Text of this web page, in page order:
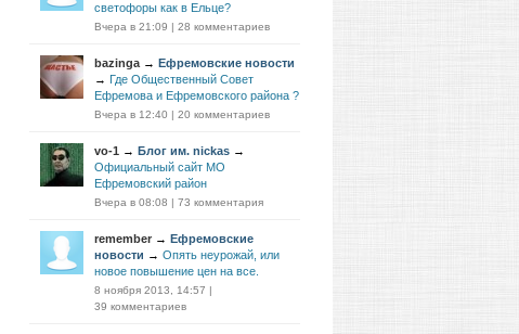
светофоры как в Ельце?
Вчера в 21:09 | 28 комментариев
bazinga → Ефремовские новости
→ Где Общественный Совет
Ефремова и Ефремовского района ?
Вчера в 12:40 | 20 комментариев
vo-1 → Блог им. nickas →
Официальный сайт МО
Ефремовский район
Вчера в 08:08 | 73 комментария
remember → Ефремовские
новости → Опять неурожай, или
новое повышение цен на все.
8 ноября 2013, 14:57 |
39 комментариев